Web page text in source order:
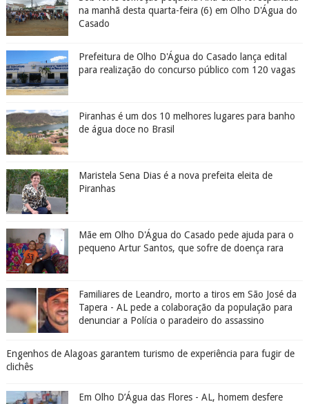
na manhã desta quarta-feira (6) em Olho D'Água do
Casado
Prefeitura de Olho D'Água do Casado lança edital
para realização do concurso público com 120 vagas
Piranhas é um dos 10 melhores lugares para banho
de água doce no Brasil
Maristela Sena Dias é a nova prefeita eleita de
Piranhas
Mãe em Olho D'Água do Casado pede ajuda para o
pequeno Artur Santos, que sofre de doença rara
Familiares de Leandro, morto a tiros em São José da
Tapera - AL pede a colaboração da população para
denunciar a Polícia o paradeiro do assassino
Engenhos de Alagoas garantem turismo de experiência para fugir de
clichês
Em Olho D’Água das Flores - AL, homem desfere